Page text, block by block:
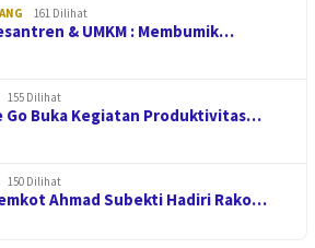
161 Dilihat
& UMKM : Membumik…
155 Dilihat
Go Buka Kegiatan Produktivitas…
150 Dilihat
Ahmad Subekti Hadiri Rako…